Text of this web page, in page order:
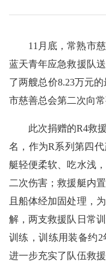
11月底，常熟市
蓝天青年应急救援队
了两艘总价8.23万元
市慈善总会第二次向
此次捐赠的R4救
名，作为R系列第四
艇轻便柔软、吃水浅
二次伤害；救援艇内
且船体经加固处理，
解，两支救援队日常
训练，训练用装备约
进一步充实了队伍救